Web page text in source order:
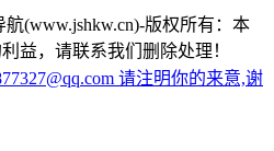
(www.jshkw.cn)-版权所有：本
益，请联系我们删除处理！
请注明你的来意,谢